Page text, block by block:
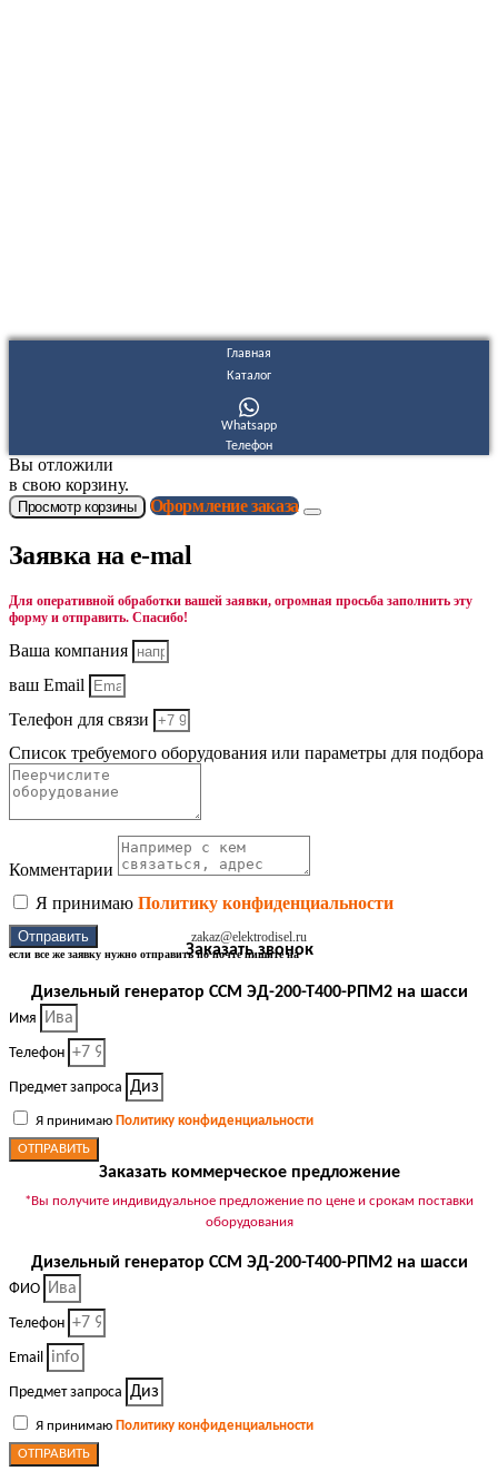
Главная
Каталог
Whatsapp
Телефон
Вы отложили
в свою корзину.
Просмотр корзины Оформление заказа
Заявка на e-mal
Для оперативной обработки вашей заявки, огромная просьба заполнить эту
форму и отправить. Спасибо!
Ваша компания
ваш Email
Телефон для связи
Список требуемого оборудования или параметры для подбора
Комментарии
Я принимаю Политику конфиденциальности
Отправить
если все же заявку нужно отправить по почте пишите на
zakaz@elektrodisel.ru
Заказать звонок
Дизельный генератор ССМ ЭД-200-Т400-РПМ2 на шасси
Имя
Телефон
Предмет запроса
Я принимаю Политику конфиденциальности
ОТПРАВИТЬ
Заказать коммерческое предложение
*Вы получите индивидуальное предложение по цене и срокам поставки
оборудования
Дизельный генератор ССМ ЭД-200-Т400-РПМ2 на шасси
ФИО
Телефон
Email
Предмет запроса
Я принимаю Политику конфиденциальности
ОТПРАВИТЬ